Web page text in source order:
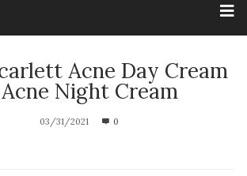
Acne Day Cream
Night Cream
03/31/2021 0